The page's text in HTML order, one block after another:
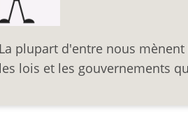
La plupart d'entre nous
les lois et les gouvernements